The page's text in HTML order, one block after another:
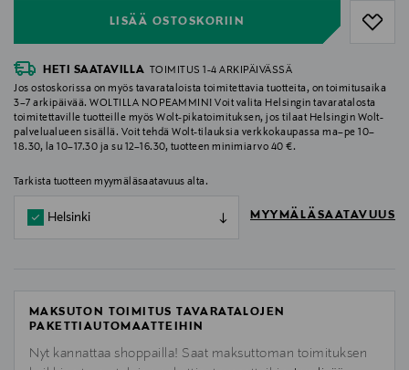
LISÄÄ OSTOSKORIIN
HETI SAATAVILLA
TOIMITUS 1-4 ARKIPÄIVÄSSÄ
Jos ostoskorissa on myös tavarataloista toimitettavia tuotteita, on toimitusaika
3–7 arkipäivää. WOLTILLA NOPEAMMIN! Voit valita Helsingin tavaratalosta
toimitettaville tuotteille myös Wolt-pikatoimituksen, jos tilaat Helsingin Wolt-
palvelualueen sisällä. Voit tehdä Wolt-tilauksia verkkokaupassa ma–pe 10–
18.30, la 10–17.30 ja su 12–16.30, tuotteen minimiarvo 40 €.
Tarkista tuotteen myymäläsaatavuus alta.
Helsinki MYYMÄLÄSAATAVUUS
MAKSUTON TOIMITUS TAVARATALOJEN
PAKETTIAUTOMAATTEIHIN
Nyt kannattaa shoppailla! Saat maksuttoman toimituksen